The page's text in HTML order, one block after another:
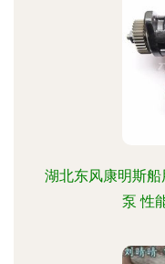
湖北东风康明斯
泵 性